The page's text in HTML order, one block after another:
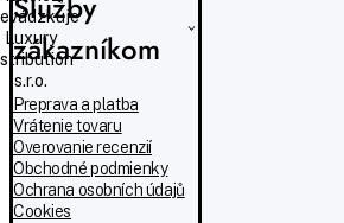
zákazníkom
Preprava a platba
Vrátenie tovaru
Overovanie recenzií
Obchodné podmienky
Ochrana osobních údajů
Cookies
Luxury
s.r.o.